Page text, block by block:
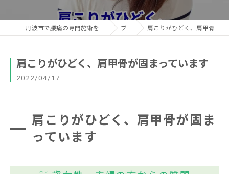
丹波市で腰痛の専門施術を行う整体院ハルクラ ブログ 肩こりがひどく、肩甲骨が固まっています
肩こりがひどく、肩甲骨が固まっています
2022/04/17
肩こりがひどく、肩甲骨が固ま
っています